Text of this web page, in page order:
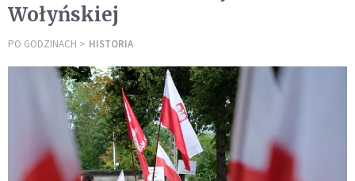
Wołyńskiej
PO GODZINACH HISTORIA